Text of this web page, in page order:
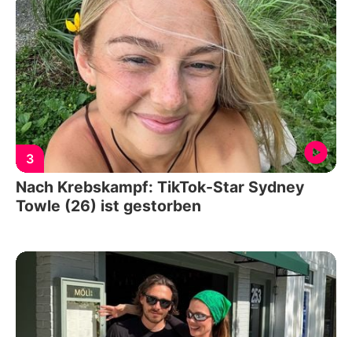
3
Nach Krebskampf: TikTok-Star Sydney
Towle (26) ist gestorben